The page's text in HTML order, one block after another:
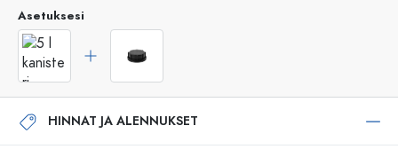
Asetuksesi
HINNAT JA ALENNUKSET